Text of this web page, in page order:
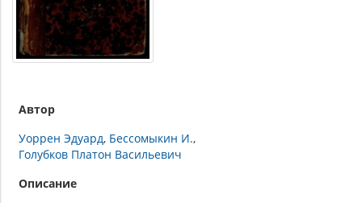
Автор
Уоррен Эдуард Бессомыкин И.
Голубков Платон Васильевич
Описание